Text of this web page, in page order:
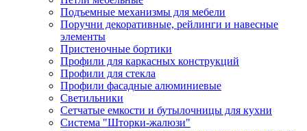
Подъемные механизмы для мебели
Поручни декоративные, рейлинги и навесные
элементы
Пристеночные бортики
Профили для каркасных конструкций
Профили для стекла
Профили фасадные алюминиевые
Светильники
Сетчатые емкости и бутылочницы для кухни
Система "Шторки-жалюзи"